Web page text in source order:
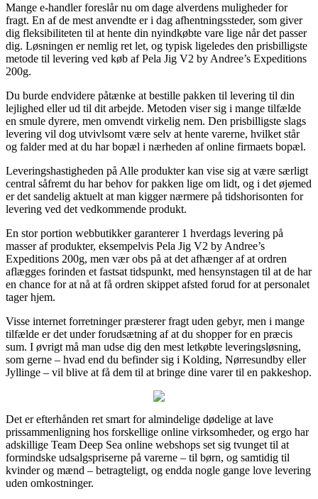
Mange e-handler foreslår nu om dage alverdens muligheder for
fragt. En af de mest anvendte er i dag afhentningssteder, som giver
dig fleksibiliteten til at hente din nyindkøbte vare lige når det passer
dig. Løsningen er nemlig ret let, og typisk ligeledes den prisbilligste
metode til levering ved køb af Pela Jig V2 by Andree’s Expeditions
200g.
Du burde endvidere påtænke at bestille pakken til levering til din
lejlighed eller ud til dit arbejde. Metoden viser sig i mange tilfælde
en smule dyrere, men omvendt virkelig nem. Den prisbilligste slags
levering vil dog utvivlsomt være selv at hente varerne, hvilket står
og falder med at du har bopæl i nærheden af online firmaets bopæl.
Leveringshastigheden på Alle produkter kan vise sig at være særligt
central såfremt du har behov for pakken lige om lidt, og i det øjemed
er det sandelig aktuelt at man kigger nærmere på tidshorisonten for
levering ved det vedkommende produkt.
En stor portion webbutikker garanterer 1 hverdags levering på
masser af produkter, eksempelvis Pela Jig V2 by Andree’s
Expeditions 200g, men vær obs på at det afhænger af at ordren
aflægges forinden et fastsat tidspunkt, med hensynstagen til at de har
en chance for at nå at få ordren skippet afsted forud for at personalet
tager hjem.
Visse internet forretninger præsterer fragt uden gebyr, men i mange
tilfælde er det under forudsætning af at du shopper for en præcis
sum. I øvrigt må man udse dig den mest letkøbte leveringsløsning,
som gerne – hvad end du befinder sig i Kolding, Nørresundby eller
Jyllinge – vil blive at få dem til at bringe dine varer til en pakkeshop.
Det er efterhånden ret smart for almindelige dødelige at lave
prissammenligning hos forskellige online virksomheder, og ergo har
adskillige Team Deep Sea online webshops set sig tvunget til at
formindske udsalgspriserne på varerne – til børn, og samtidig til
kvinder og mænd – betragteligt, og endda nogle gange love levering
uden omkostninger.